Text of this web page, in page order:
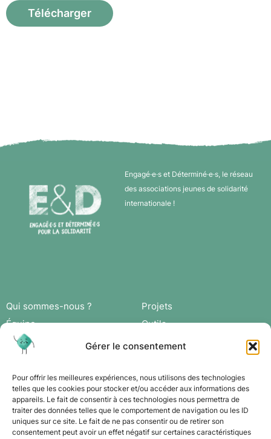
Gérer le consentement
Pour offrir les meilleures expériences, nous utilisons des technologies
telles que les cookies pour stocker et/ou accéder aux informations des
appareils. Le fait de consentir à ces technologies nous permettra de
traiter des données telles que le comportement de navigation ou les ID
uniques sur ce site. Le fait de ne pas consentir ou de retirer son
consentement peut avoir un effet négatif sur certaines caractéristiques
Télécharger
Engagé·e·s et Déterminé·e·s, le réseau
des associations jeunes de solidarité
internationale !
Qui sommes-nous ?
Équipe
Missions
Adhérer
Projets
Outils
Actus
Connexion
Contact